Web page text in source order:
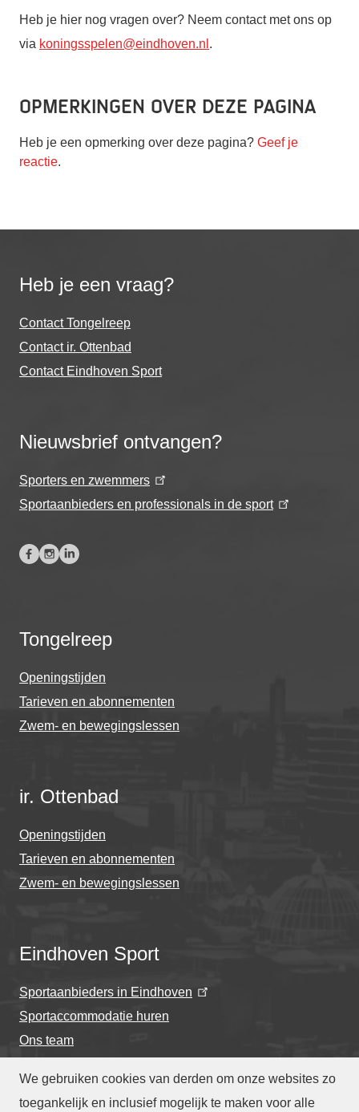
We gebruiken cookies van derden om onze websites zo
toegankelijk en inclusief mogelijk te maken voor alle
Heb je hier nog vragen over? Neem contact met ons op
via koningsspelen@eindhoven.nl .
Opmerkingen over deze pagina
Heb je een opmerking over deze pagina? Geef je
reactie.
Heb je een vraag?
Contact Tongelreep
Contact ir. Ottenbad
Contact Eindhoven Sport
Nieuwsbrief ontvangen?
Sporters en zwemmers
Sportaanbieders en professionals in de sport
Tongelreep
Openingstijden
Tarieven en abonnementen
Zwem- en bewegingslessen
ir. Ottenbad
Openingstijden
Tarieven en abonnementen
Zwem- en bewegingslessen
Eindhoven Sport
Sportaanbieders in Eindhoven
Sportaccommodatie huren
Ons team